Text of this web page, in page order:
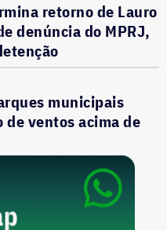
retorno de Lauro
denúncia do MPRJ,
municipais
de ventos acima de